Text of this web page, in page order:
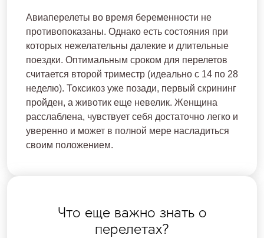
Авиаперелеты во время беременности не
противопоказаны. Однако есть состояния при
которых нежелательны далекие и длительные
поездки. Оптимальным сроком для перелетов
считается второй триместр (идеально с 14 по 28
неделю). Токсикоз уже позади, первый скрининг
пройден, а животик еще невелик. Женщина
расслаблена, чувствует себя достаточно легко и
уверенно и может в полной мере насладиться
своим положением.
Что еще важно знать о
перелетах?